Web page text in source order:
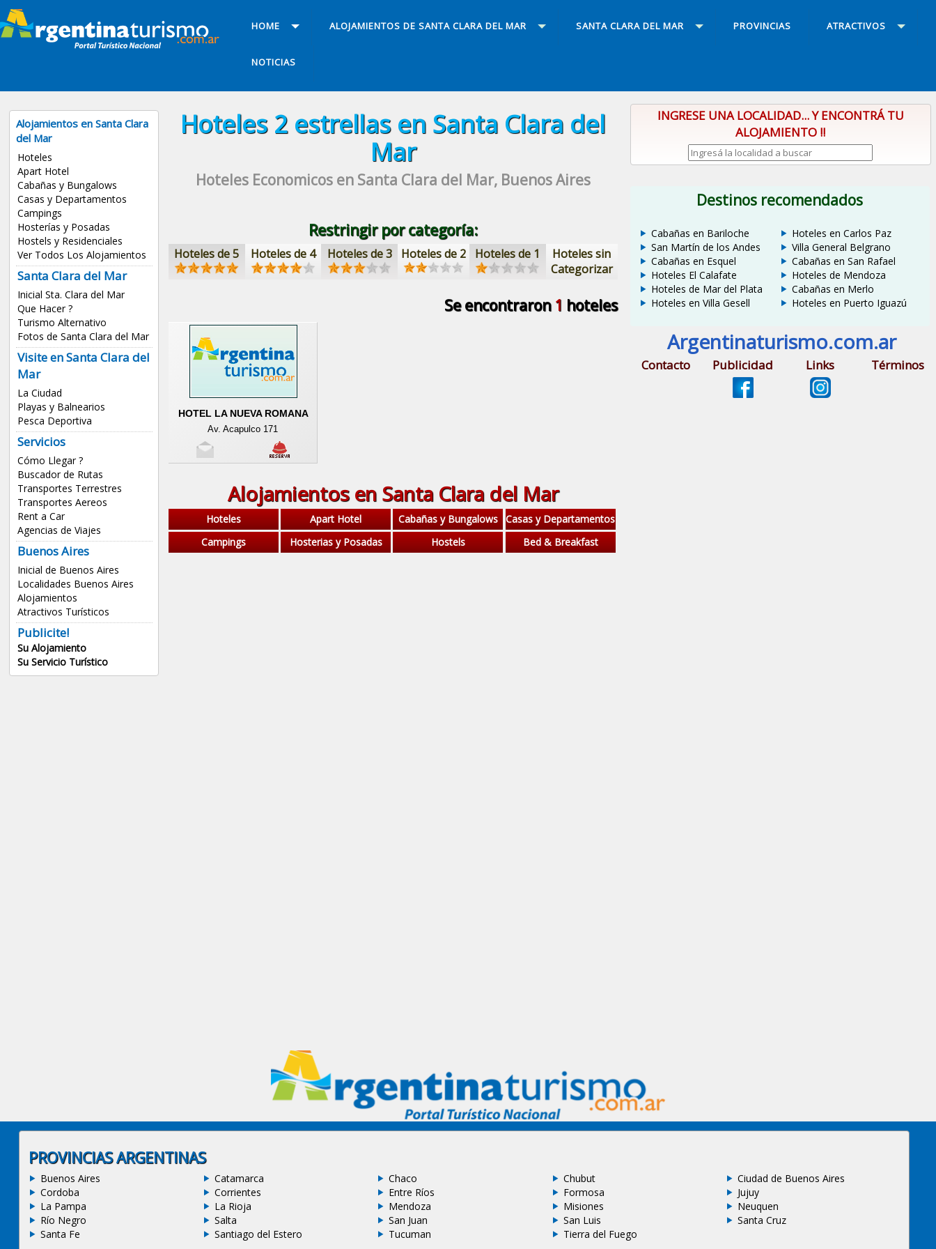
HOME ALOJAMIENTOS DE SANTA CLARA DEL MAR SANTA CLARA DEL MAR PROVINCIAS ATRACTIVOS
NOTICIAS
Alojamientos en Santa Clara
del Mar
Hoteles
Apart Hotel
Cabañas y Bungalows
Casas y Departamentos
Campings
Hosterías y Posadas
Hostels y Residenciales
Ver Todos Los Alojamientos
Santa Clara del Mar
Inicial Sta. Clara del Mar
Que Hacer ?
Turismo Alternativo
Fotos de Santa Clara del Mar
Visite en Santa Clara del
Mar
La Ciudad
Playas y Balnearios
Pesca Deportiva
Servicios
Cómo Llegar ?
Buscador de Rutas
Transportes Terrestres
Transportes Aereos
Rent a Car
Agencias de Viajes
Buenos Aires
Inicial de Buenos Aires
Localidades Buenos Aires
Alojamientos
Atractivos Turísticos
Publicite!
Su Alojamiento
Su Servicio Turístico
Hoteles 2 estrellasen Santa Clara del
Mar
Hoteles Economicosen Santa Clara del Mar, Buenos Aires
Restringir por categoría:
Hoteles de 5 Hoteles de 4 Hoteles de 3 Hoteles de 2 Hoteles de 1
Hoteles sin
Categorizar
Se encontraron 1 hoteles
HOTEL LA NUEVA ROMANA
Av. Acapulco 171
Alojamientos en Santa Clara del Mar
Hoteles Apart Hotel Cabañas y Bungalows Casas y Departamentos
Campings
Hosterias y Posadas Hostels Bed & Breakfast
INGRESE UNA LOCALIDAD... Y ENCONTRÁ TU
ALOJAMIENTO !!
Destinos recomendados
Cabañas en Bariloche
San Martín de los Andes
Cabañas en Esquel
Hoteles El Calafate
Hoteles de Mar del Plata
Hoteles en Villa Gesell
Hoteles en Carlos Paz
Villa General Belgrano
Cabañas en San Rafael
Hoteles de Mendoza
Cabañas en Merlo
Hoteles en Puerto Iguazú
Argentinaturismo.com.ar
Contacto Publicidad Links Términos
PROVINCIAS ARGENTINAS
Buenos Aires Catamarca Chaco Chubut
Ciudad de Buenos Aires
Cordoba
Corrientes Entre Ríos Formosa
Jujuy
La Pampa
La Rioja Mendoza Misiones
Neuquen
Río Negro
Salta San Juan San Luis
Santa Cruz
Santa Fe
Santiago del Estero Tucuman Tierra del Fuego